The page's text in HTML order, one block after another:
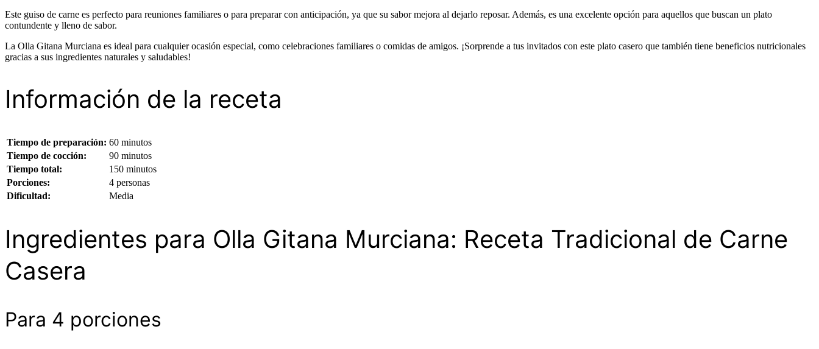
Este guiso de carne es perfecto para reuniones familiares o para preparar con anticipación, ya que su sabor mejora al dejarlo reposar. Además, es una excelente opción para aquellos que buscan un plato
contundente y lleno de sabor.
La Olla Gitana Murciana es ideal para cualquier ocasión especial, como celebraciones familiares o comidas de amigos. ¡Sorprende a tus invitados con este plato casero que también tiene beneficios nutricionales
gracias a sus ingredientes naturales y saludables!
Información de la receta
Tiempo de preparación: 60 minutos
Tiempo de cocción:
90 minutos
Tiempo total:
150 minutos
Porciones:
4 personas
Dificultad:
Media
Ingredientes para Olla Gitana Murciana: Receta Tradicional de Carne
Casera
Para 4 porciones